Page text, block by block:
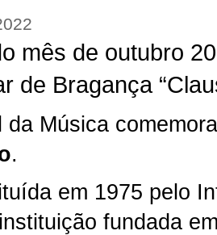
mês de outubro
de Bragança
da Música
.
em 1975 pelo
fundada